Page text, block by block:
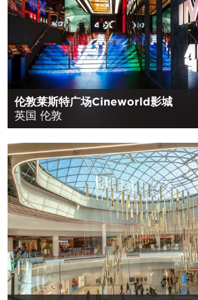
伦敦莱斯特广场Cineworld影城
英国 伦敦